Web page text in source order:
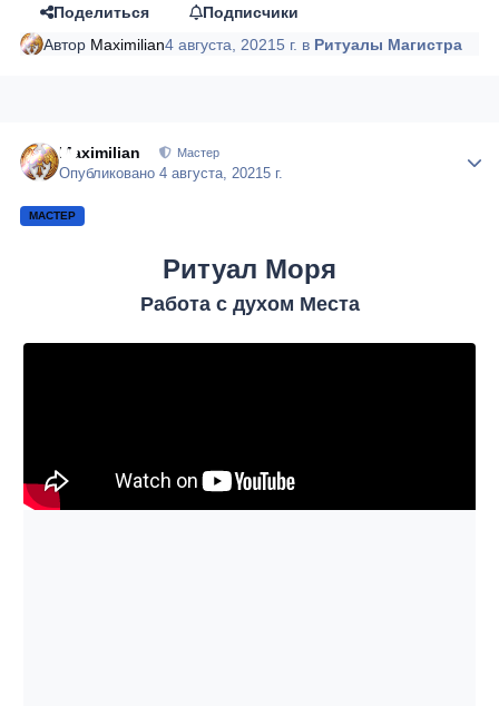
Поделиться
Подписчики
Автор Maximilian4 августа, 2021 5 г. в Ритуалы Магистра
Maximilian Мастер
Опубликовано4 августа, 20215 г.
МАСТЕР
Ритуал Моря
Работа с духом Места